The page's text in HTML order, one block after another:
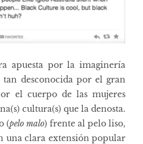
apuesta por la imaginería
desconocida por el gran
el cuerpo de las mujeres
cultura(s) que la denosta.
(pelo malo) frente al pelo liso,
una clara extensión popular